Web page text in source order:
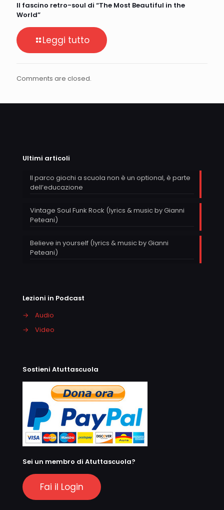
Il fascino retro-soul di “The Most Beautiful in the
World”
Leggi tutto
Comments are closed.
Ultimi articoli
Il parco giochi a scuola non è un optional, è parte
dell’educazione
Vintage Soul Funk Rock (lyrics & music by Gianni
Peteani)
Believe in yourself (lyrics & music by Gianni
Peteani)
Lezioni in Podcast
→
Audio
→
Video
Sostieni Atuttascuola
Sei un membro di Atuttascuola?
Fai il Login